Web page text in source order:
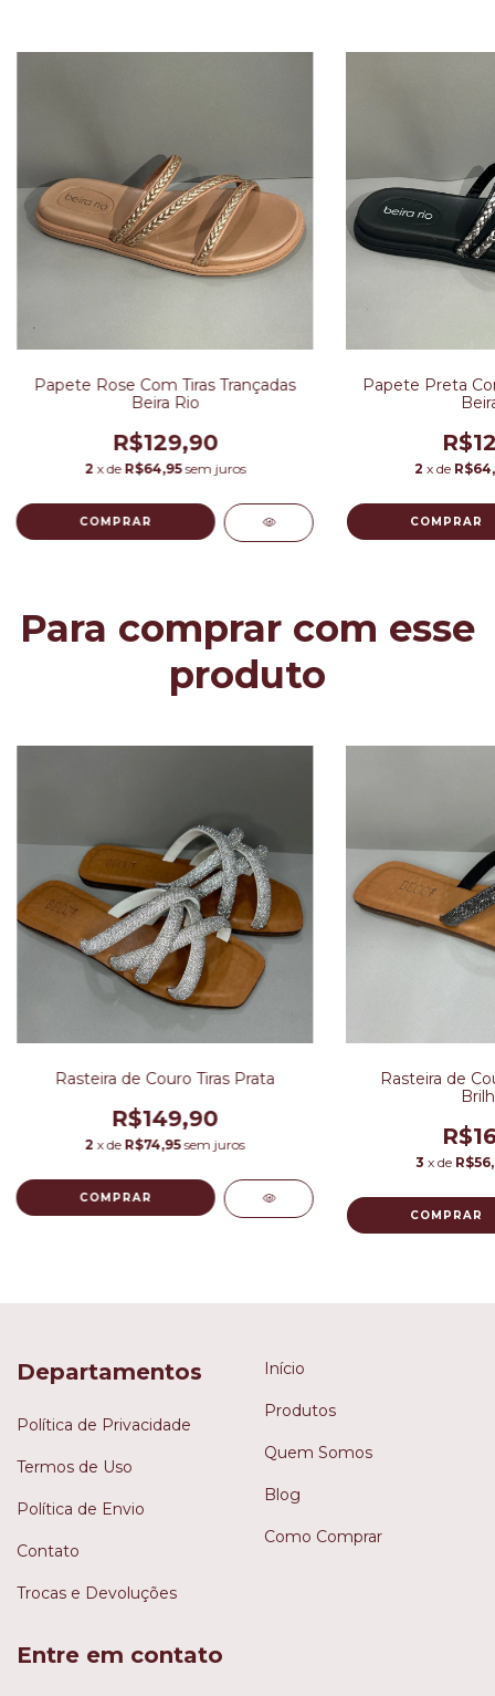
Papete Rose Com Tiras Trançadas
Beira Rio
R$129,90
2 x de R$64,95 sem juros
COMPRAR
Papete Preta
2 x de
COMPRAR
Para comprar com esse
produto
Rasteira de Couro Tiras Prata
R$149,90
2 x de R$74,95 sem juros
COMPRAR
Rasteira de
3 x de
COMPRAR
Departamentos
Política de Privacidade
Termos de Uso
Política de Envio
Contato
Trocas e Devoluções
Início
Produtos
Quem Somos
Blog
Como Comprar
Entre em contato